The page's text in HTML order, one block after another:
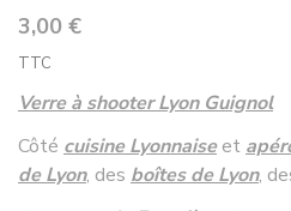
3,00 €
TTC
Verre à shooter Lyon Guignol
Côté cuisine Lyonnaiseet
de Lyon, des boîtes de Lyon,